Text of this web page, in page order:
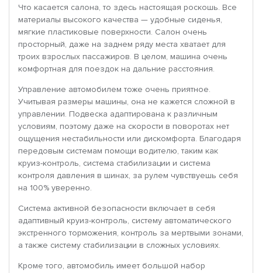
Что касается салона, то здесь настоящая роскошь. Все
материалы высокого качества — удобные сиденья,
мягкие пластиковые поверхности. Салон очень
просторный, даже на заднем ряду места хватает для
троих взрослых пассажиров. В целом, машина очень
комфортная для поездок на дальние расстояния.
Управление автомобилем тоже очень приятное.
Учитывая размеры машины, она не кажется сложной в
управлении. Подвеска адаптирована к различным
условиям, поэтому даже на скорости в поворотах нет
ощущения нестабильности или дискомфорта. Благодаря
передовым системам помощи водителю, таким как
круиз-контроль, система стабилизации и система
контроля давления в шинах, за рулем чувствуешь себя
на 100% уверенно.
Система активной безопасности включает в себя
адаптивный круиз-контроль, систему автоматического
экстренного торможения, контроль за мертвыми зонами,
а также систему стабилизации в сложных условиях.
Кроме того, автомобиль имеет большой набор